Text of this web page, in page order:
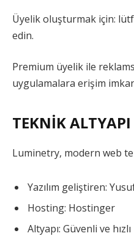
Üyelik oluşturmak için:
edin.
Premium üyelik ile
uygulamalara erişim
TEKNİK ALTYAPI
Luminetry, modern web
Yazılım geliştiren:
Hosting: Hostinger
Altyapı: Güvenli ve